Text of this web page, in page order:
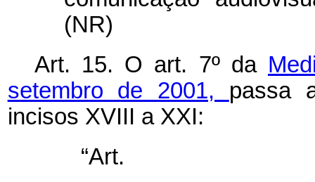
(NR)
Art. 15. O art. 7º da
setembro de 2001, passa
incisos XVIII a XXI: